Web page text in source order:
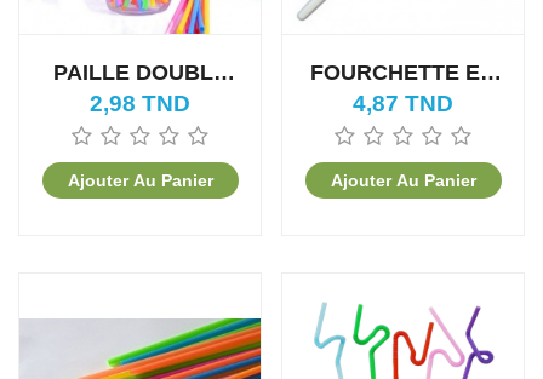
PAILLE DOUBLE
RESSORT (100PCS)
2,98 TND
Ajouter Au Panier
FOURCHETTE EN
PLASTIQUE
(100PCS)
4,87 TND
Ajouter Au Panier